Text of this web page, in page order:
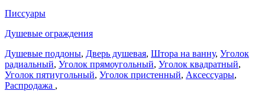
Писсуары
Душевые ограждения
Душевые поддоны, Дверь душевая, Штора на ванну, Уголок
радиальный, Уголок прямоугольный, Уголок квадратный,
Уголок пятиугольный, Уголок пристенный, Аксессуары,
Распродажа ,